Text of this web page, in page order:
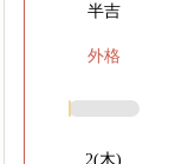
半吉
外格
2(木)